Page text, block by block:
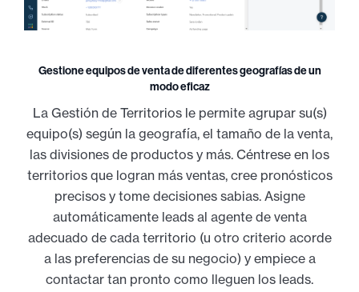
Gestione equipos de venta de diferentes geografías de un
modo eficaz
La Gestión de Territorios le permite agrupar su(s)
equipo(s) según la geografía, el tamaño de la venta,
las divisiones de productos y más. Céntrese en los
territorios que logran más ventas, cree pronósticos
precisos y tome decisiones sabias. Asigne
automáticamente leads al agente de venta
adecuado de cada territorio (u otro criterio acorde
a las preferencias de su negocio) y empiece a
contactar tan pronto como lleguen los leads.